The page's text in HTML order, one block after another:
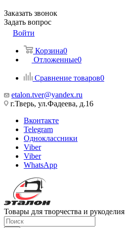
Заказать звонок
Задать вопрос
Войти
Корзина0
Отложенные0
Сравнение товаров0
etalon.tver@yandex.ru
г.Тверь, ул.Фадеева, д.16
Вконтакте
Telegram
Одноклассники
Viber
Viber
WhatsApp
Товары для творчества и рукоделия